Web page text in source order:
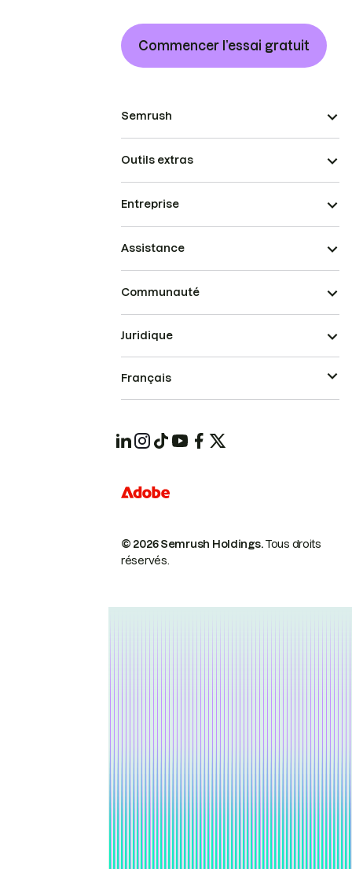
Commencer l’essai gratuit
Semrush
Outils extras
Entreprise
Assistance
Communauté
© 2026 Semrush Holdings.Tous droits
réservés.
Juridique
Français